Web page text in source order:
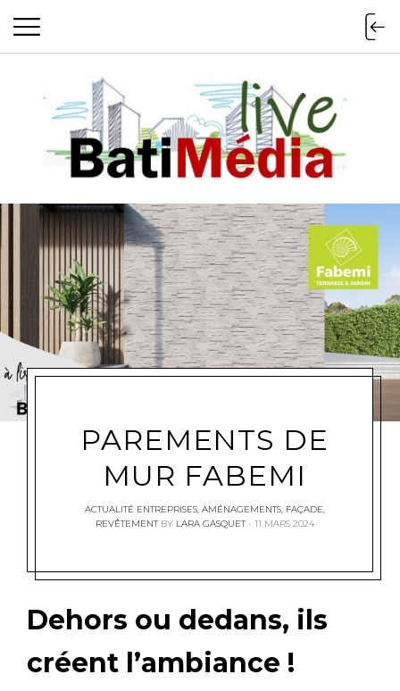
Batimedialive
PAREMENTS DE
MUR FABEMI
ACTUALITÉ ENTREPRISES, AMÉNAGEMENTS, FAÇADE,
REVÊTEMENT BY LARA GASQUET 11 MARS 2024
Dehors ou dedans, ils
créent l’ambiance !